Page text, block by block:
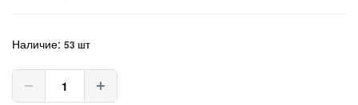
Наличие: 53 шт